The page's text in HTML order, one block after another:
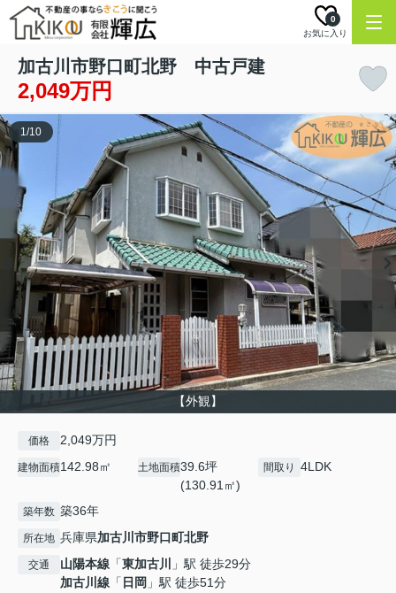
お気に入り
0
加古川市野口町北野 中古戸建
2,049万円
【外観】
1/10
価格 2,049万円
建物面積142.98㎡ 土地面積39.6坪
(130.91㎡)
間取り 4LDK
築年数 築36年
所在地 兵庫県加古川市野口町北野
交通 山陽本線 「東加古川
」駅 徒歩29分
加古川線 「 日岡 」駅 徒歩51分